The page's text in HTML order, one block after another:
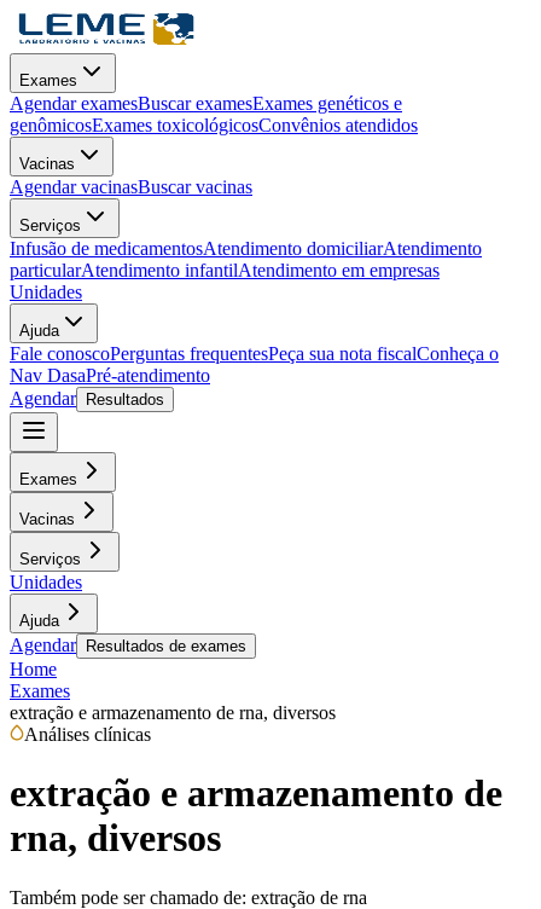
Exames
Agendar examesBuscar examesExames genéticos e
genômicosExames toxicológicosConvênios atendidos
Vacinas
Agendar vacinasBuscar vacinas
Serviços
Infusão de medicamentosAtendimento domiciliarAtendimento
particularAtendimento infantilAtendimento em empresas
Unidades
Ajuda
Fale conoscoPerguntas frequentesPeça sua nota fiscalConheça o
Nav DasaPré-atendimento
Agendar
Resultados
Exames
Vacinas
Serviços
Unidades
Ajuda
Agendar Resultados de exames
Home
Exames
extração e armazenamento de rna, diversos
Análises clínicas
extração e armazenamento de
rna, diversos
Também pode ser chamado de: extração de rna